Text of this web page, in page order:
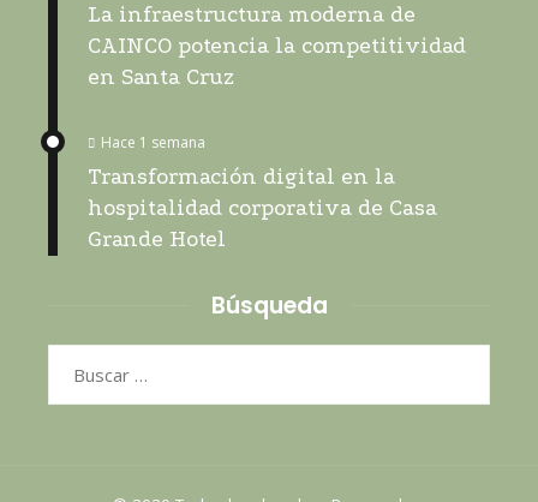
La infraestructura moderna de
CAINCO potencia la competitividad
en Santa Cruz
Hace 1 semana
Transformación digital en la
hospitalidad corporativa de Casa
Grande Hotel
Búsqueda